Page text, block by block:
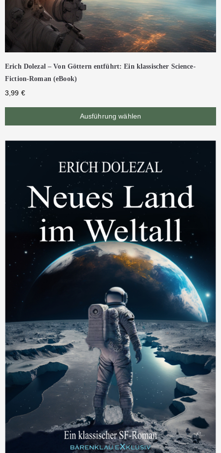
Erich Dolezal – Von Göttern entführt: Ein klassischer Science-
Fiction-Roman (eBook)
3,99 €
Ausführung wählen